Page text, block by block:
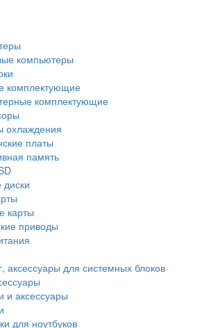
компьютеры
комплектующие
комплектующие
охлаждения
платы
память
карты
приводы
аксессуары для системных блоков
и аксессуары
для ноутбуков